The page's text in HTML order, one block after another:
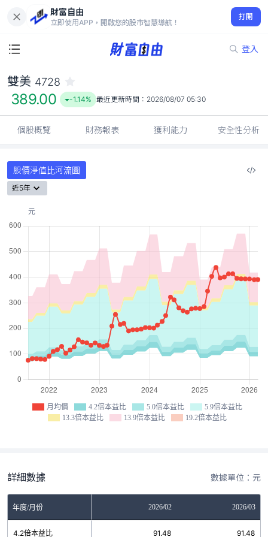
財富自由
立即使用APP，開啟您的股市智慧導航！
打開
登入
389.00
-1.14%
雙美 4728
389.00 -1.14% 最近更新時間： 2026/08/07 05:30
個股概覽 財務報表 獲利能力 安全性分析
股價淨值比河流圖
近5年
月均價 4.2倍本益比 5.0倍本益比
5.9倍本益比
13.3倍本益比
13.9倍本益比 19.2倍本益比
詳細數據 數據單位：元
年度/月份 2026/02 2026/03
4.2倍本益比 91.48 91.48